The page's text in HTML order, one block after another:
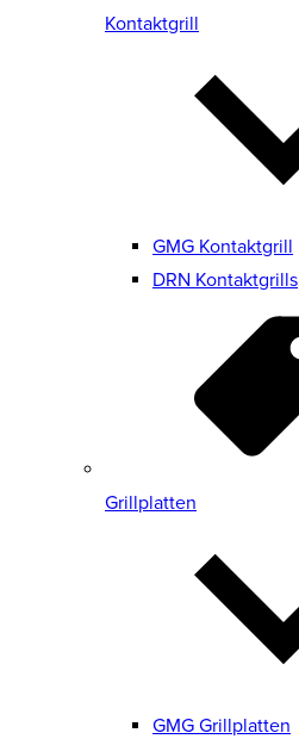
Kontaktgrill
GMG Kontaktgrill
DRN Kontaktgrills
Grillplatten
GMG Grillplatten